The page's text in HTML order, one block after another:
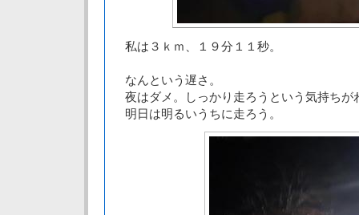
私は３ｋｍ、１９分１１秒。
なんという遅さ。
夜はダメ。しっかり走ろうという気持ちが
明日は明るいうちに走ろう。